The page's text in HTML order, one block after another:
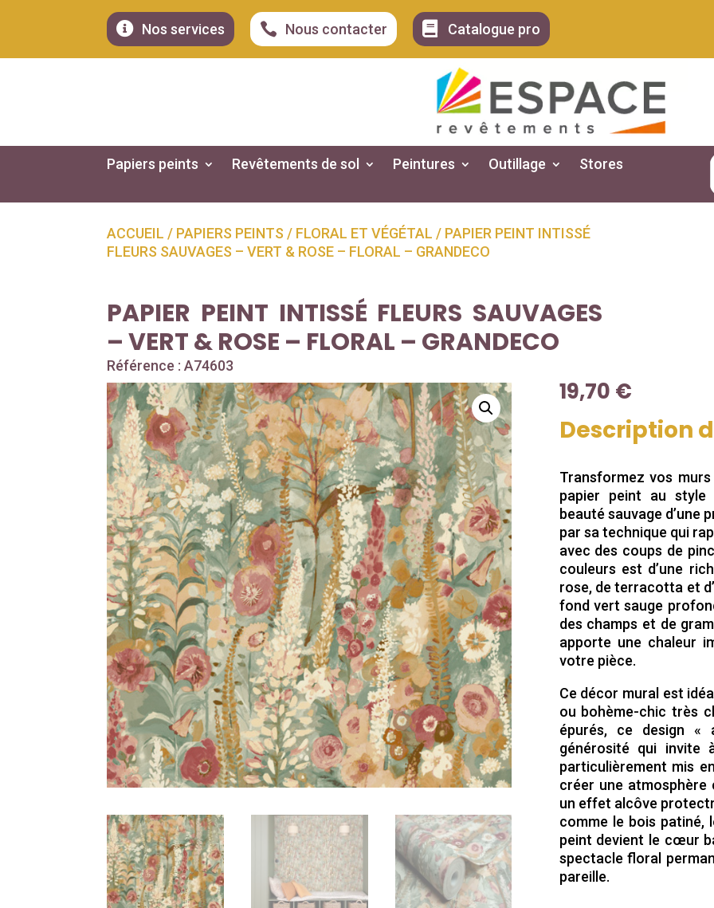
 Nos services  Nous contacter  Catalogue pro
Papiers peints Revêtements de sol Peintures Outillage Stores
ACCUEIL / PAPIERS PEINTS / FLORAL ET VÉGÉTAL / PAPIER PEINT INTISSÉ
FLEURS SAUVAGES – VERT & ROSE – FLORAL – GRANDECO
PAPIER PEINT INTISSÉ FLEURS SAUVAGES
– VERT & ROSE – FLORAL – GRANDECO
Référence : A74603
19,70 €
Description
Transformez vos
papier peint au style
beauté sauvage d’une
par sa technique qui
avec des coups de
couleurs est d’une
rose, de terracotta et
fond vert sauge
des champs et de
apporte une chaleur
votre pièce.
Ce décor mural est
ou bohème-chic très
épurés, ce design «
générosité qui
particulièrement mis
créer une atmosphère
un effet alcôve
comme le bois patiné,
peint devient le cœur
spectacle floral
pareille.